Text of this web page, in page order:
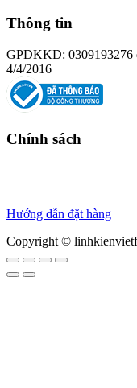
Thông tin
GPDKKD:
4/4/2016
Chính sách
Hướng dẫn đặt hàng
Copyright ©